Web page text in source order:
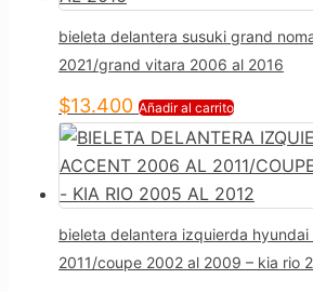
bieleta delantera susuki grand
2021/grand vitara 2006 al 2016
$13.400 Añadir al carrito
bieleta delantera izquierda
2011/coupe 2002 al 2009 – kia rio